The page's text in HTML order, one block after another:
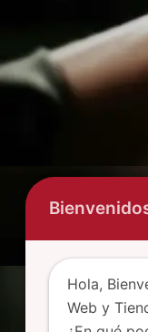
Hola,
Web y